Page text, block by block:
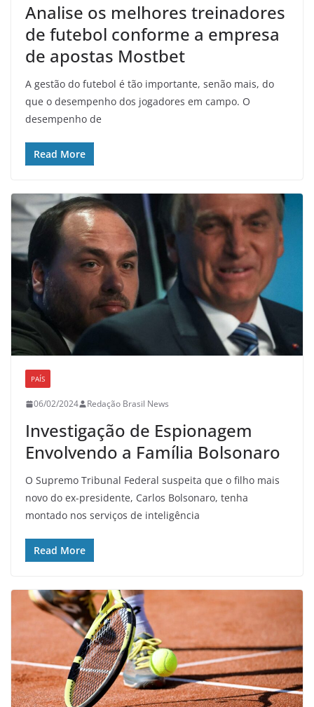
Analise os melhores treinadores
de futebol conforme a empresa
de apostas Mostbet
A gestão do futebol é tão importante, senão mais, do
que o desempenho dos jogadores em campo. O
desempenho de
Read More
PAÍS
06/02/2024 Redação Brasil News
Investigação de Espionagem
Envolvendo a Família Bolsonaro
O Supremo Tribunal Federal suspeita que o filho mais
novo do ex-presidente, Carlos Bolsonaro, tenha
montado nos serviços de inteligência
Read More